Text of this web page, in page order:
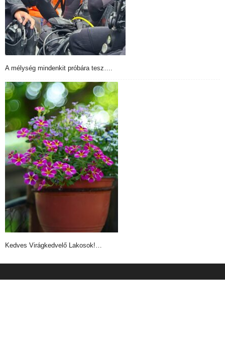
A mélység mindenkit próbára tesz….
Kedves Virágkedvelő Lakosok!…